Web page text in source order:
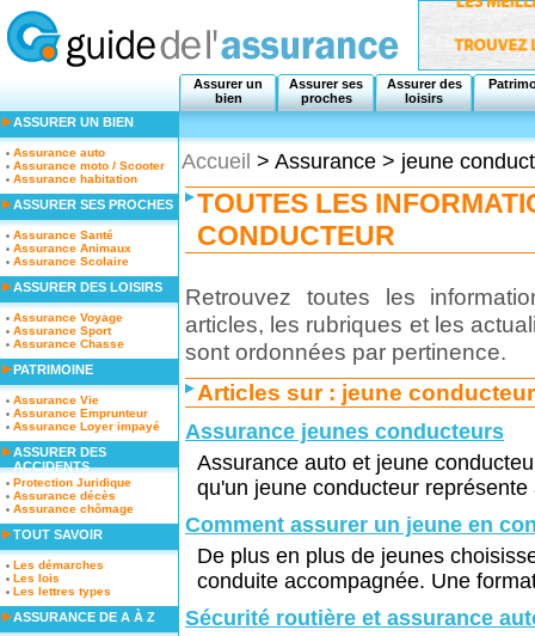
Assurer un
bien
Assurer ses
proches
Assurer des
loisirs
Accueil > Assurance > jeune
TOUTES LES
CONDUCTEUR
Retrouvez toutes les
articles, les rubriques et les
sont ordonnées par pertinence.
Articles sur : jeune conducteur
Assurance jeunes conducteurs
Assurance auto et jeune
qu'un jeune conducteur
Comment assurer un jeune en
De plus en plus de jeunes
conduite accompagnée. Une
Sécurité routière et assurance
ASSURER UN BIEN
Assurance auto
Assurance moto / Scooter
Assurance habitation
ASSURER SES PROCHES
Assurance Santé
Assurance Animaux
Assurance Scolaire
ASSURER DES LOISIRS
Assurance Voyage
Assurance Sport
Assurance Chasse
PATRIMOINE
Assurance Vie
Assurance Emprunteur
Assurance Loyer impayé
ASSURER DES
ACCIDENTS
Protection Juridique
Assurance décès
Assurance chômage
TOUT SAVOIR
Les démarches
Les lois
Les lettres types
ASSURANCE DE A À Z